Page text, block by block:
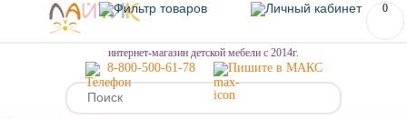
МЕНЮ
0
интернет-магазин детской мебели с 2014г.
8-800-500-61-78 Пишите в МАКС